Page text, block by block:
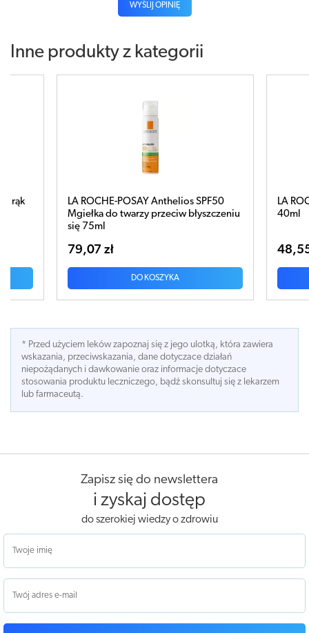
WYŚLIJ OPINIĘ
Inne produkty z kategorii
LA ROCHE-POSAY Anthelios SPF50
Mgiełka do twarzy przeciw błyszczeniu
LA ROCHE
40ml
* Przed użyciem leków zapoznaj się z jego ulotką, która zawiera
wskazania, przeciwskazania, dane dotyczace działań
niepożądanych i dawkowanie oraz informacje dotyczace
stosowania produktu leczniczego, bądź skonsultuj się z lekarzem
lub farmaceutą.
Zapisz się do newslettera
i zyskaj dostęp
do szerokiej wiedzy o zdrowiu